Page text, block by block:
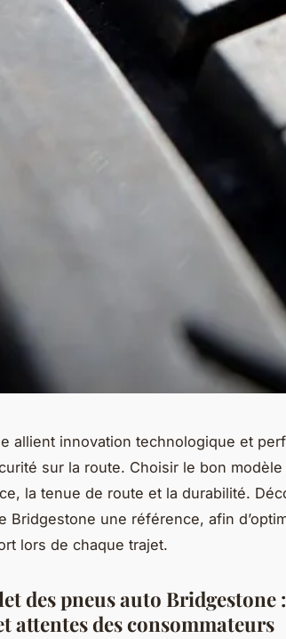
allient innovation technologique et
sur la route. Choisir le bon
la tenue de route et la durabilité.
Bridgestone une référence, afin
lors de chaque trajet.
des pneus auto Bridgestone
attentes des consommateurs